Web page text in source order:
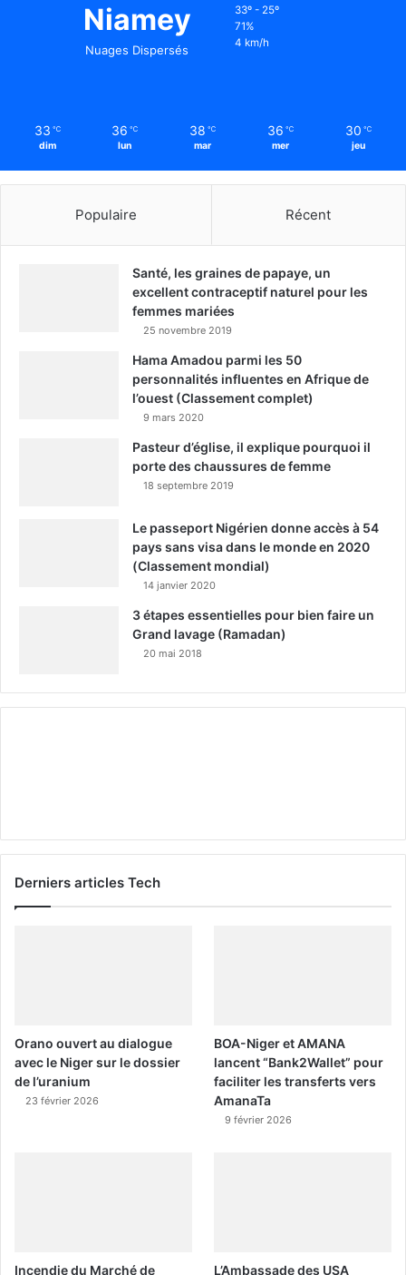
Niamey
Nuages Dispersés
33º - 25º
71%
4 km/h
33 ℃
dim
36 ℃
lun
38 ℃
mar
36 ℃
mer
30 ℃
jeu
Populaire Récent
Santé, les graines de papaye, un
excellent contraceptif naturel pour les
femmes mariées
25 novembre 2019
Hama Amadou parmi les 50
personnalités influentes en Afrique de
l’ouest (Classement complet)
9 mars 2020
Pasteur d’église, il explique pourquoi il
porte des chaussures de femme
18 septembre 2019
Le passeport Nigérien donne accès à 54
pays sans visa dans le monde en 2020
(Classement mondial)
14 janvier 2020
3 étapes essentielles pour bien faire un
Grand lavage (Ramadan)
20 mai 2018
Derniers articles Tech
Orano ouvert au dialogue
avec le Niger sur le dossier
de l’uranium
23 février 2026
BOA-Niger et AMANA
lancent “Bank2Wallet” pour
faciliter les transferts vers
AmanaTa
9 février 2026
Incendie du Marché de L’Ambassade des USA